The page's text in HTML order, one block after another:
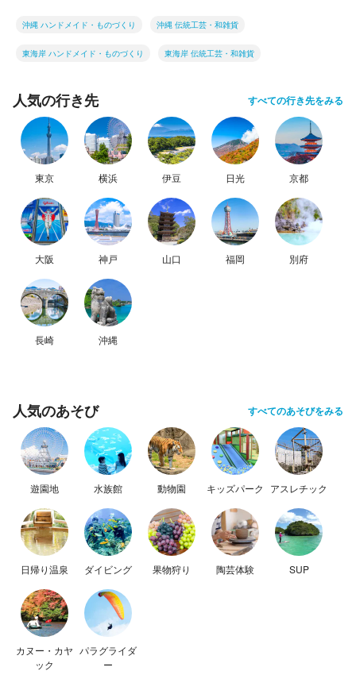
沖縄 ハンドメイド・ものづくり 沖縄 伝統工芸・和雑貨
東海岸 ハンドメイド・ものづくり 東海岸 伝統工芸・和雑貨
人気の行き先 すべての行き先をみる
東京 横浜 伊豆 日光 京都
大阪 神戸 山口 福岡 別府
長崎 沖縄
人気のあそび すべてのあそびをみる
遊園地 水族館 動物園 キッズパーク アスレチック
日帰り温泉 ダイビング 果物狩り 陶芸体験 SUP
カヌー・カヤ
ック
パラグライダ
ー